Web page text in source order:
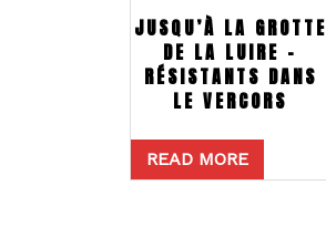
JUSQU’À LA GROTTE
DE LA LUIRE –
RÉSISTANTS DANS
LE VERCORS
READ MORE